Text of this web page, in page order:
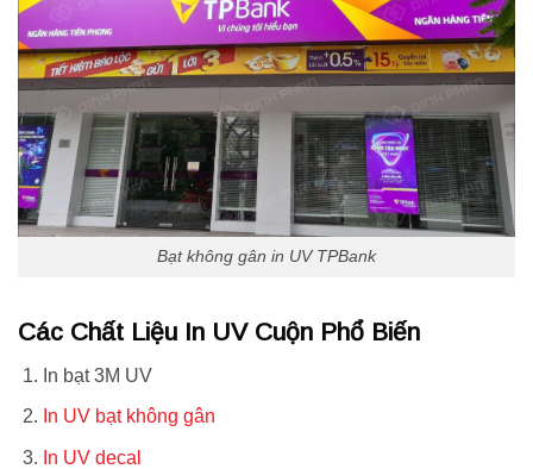
Bạt không gân in UV TPBank
Các Chất Liệu In UV Cuộn Phổ Biến
In bạt 3M UV
In UV bạt không gân
In UV decal